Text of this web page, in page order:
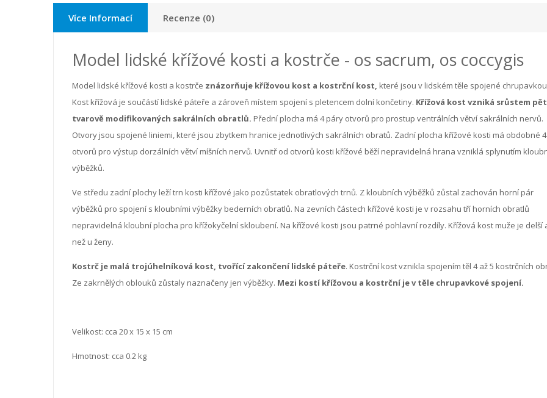
Více Informací Recenze (0)
Model lidské křížové kosti a kostrče - os sacrum, os coccygis
Model lidské křížové kosti a kostrče znázorňuje křížovou kost a kostrční kost, které jsou v lidském těle spojené
Kost křížová je součástí lidské páteře a zároveň místem spojení s pletencem dolní končetiny. Křížová kost vzniká srůstem
tvarově modifikovaných sakrálních obratlů. Přední plocha má 4 páry otvorů pro prostup ventrálních větví sakrálních nervů.
Otvory jsou spojené liniemi, které jsou zbytkem hranice jednotlivých sakrálních obratů. Zadní plocha křížové kosti má obdobné
otvorů pro výstup dorzálních větví míšních nervů. Uvnitř od otvorů kosti křížové běží nepravidelná hrana vzniklá splynutím
výběžků.
Ve středu zadní plochy leží trn kosti křížové jako pozůstatek obratlových trnů. Z kloubních výběžků zůstal zachován horní pár
výběžků pro spojení s kloubními výběžky bederních obratlů. Na zevních částech křížové kosti je v rozsahu tří horních obratlů
nepravidelná kloubní plocha pro křížokyčelní skloubení. Na křížové kosti jsou patrné pohlavní rozdíly. Křížová kost muže je delší
než u ženy.
Kostrč je malá trojúhelníková kost, tvořící zakončení lidské páteře. Kostrční kost vznikla spojením těl 4 až 5 kostrčních
Ze zakrnělých oblouků zůstaly naznačeny jen výběžky. Mezi kostí křížovou a kostrční je v těle chrupavkové spojení.
Velikost: cca 20 x 15 x 15 cm
Hmotnost: cca 0.2 kg